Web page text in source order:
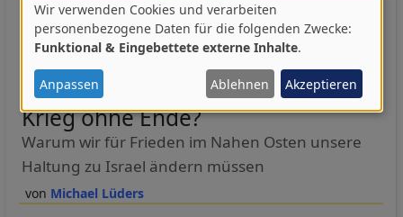
Michael Lüders
Krieg ohne Ende?
Warum wir für Frieden im Nahen Osten unsere
Haltung zu Israel ändern müssen
Verwendung
von
personenbezogenen
Daten
und
Cookies
Wir verwenden Cookies und verarbeiten
personenbezogene Daten für die folgenden Zwecke:
Funktional & Eingebettete externe Inhalte.
Anpassen Ablehnen Akzeptieren